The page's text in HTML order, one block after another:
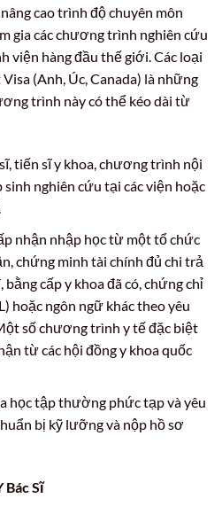
cao trình độ chuyên môn
gia các chương trình nghiên cứu
viện hàng đầu thế giới. Các loại
(Anh, Úc, Canada) là những
trình này có thể kéo dài từ
tiến sĩ y khoa, chương trình nội
nghiên cứu tại các viện hoặc
nhận nhập học từ một tổ chức
chứng minh tài chính đủ chi trả
cấp y khoa đã có, chứng chỉ
hoặc ngôn ngữ khác theo yêu
số chương trình y tế đặc biệt
từ các hội đồng y khoa quốc
học tập thường phức tạp và yêu
bị kỹ lưỡng và nộp hồ sơ
Bác Sĩ